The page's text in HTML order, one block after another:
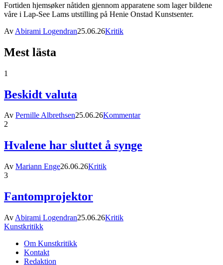
Fortiden hjemsøker nåtiden gjennom apparatene som lager bildene
våre i Lap-See Lams utstilling på Henie Onstad Kunstsenter.
Av Abirami Logendran25.06.26Kritik
Mest lästa
1
Beskidt valuta
Av Pernille Albrethsen25.06.26Kommentar
2
Hvalene har sluttet å synge
Av Mariann Enge26.06.26Kritik
3
Fantomprojektor
Av Abirami Logendran25.06.26Kritik
Kunstkritikk
Om Kunstkritikk
Kontakt
Redaktion